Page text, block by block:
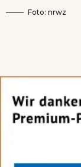
Foto: nrwz